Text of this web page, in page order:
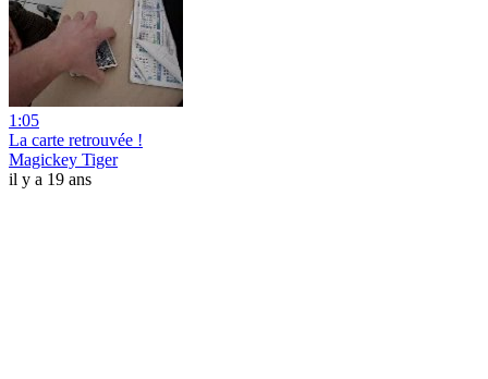
1:05
La carte retrouvée !
Magickey Tiger
il y a 19 ans